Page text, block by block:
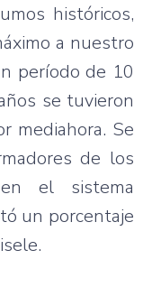
históricos,
a nuestro
período de 10
se tuvieron
mediahora. Se
de los
el sistema
un porcentaje
.